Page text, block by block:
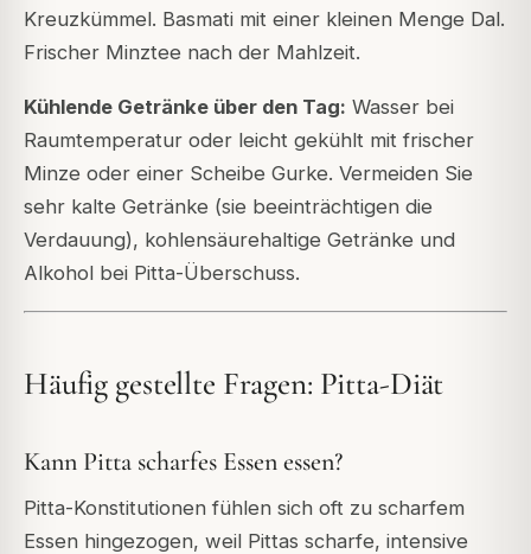
Kreuzkümmel. Basmati mit einer kleinen Menge Dal.
Frischer Minztee nach der Mahlzeit.
Kühlende Getränke über den Tag: Wasser bei
Raumtemperatur oder leicht gekühlt mit frischer
Minze oder einer Scheibe Gurke. Vermeiden Sie
sehr kalte Getränke (sie beeinträchtigen die
Verdauung), kohlensäurehaltige Getränke und
Alkohol bei Pitta-Überschuss.
Häufig gestellte Fragen: Pitta-Diät
Kann Pitta scharfes Essen essen?
Pitta-Konstitutionen fühlen sich oft zu scharfem
Essen hingezogen, weil Pittas scharfe, intensive